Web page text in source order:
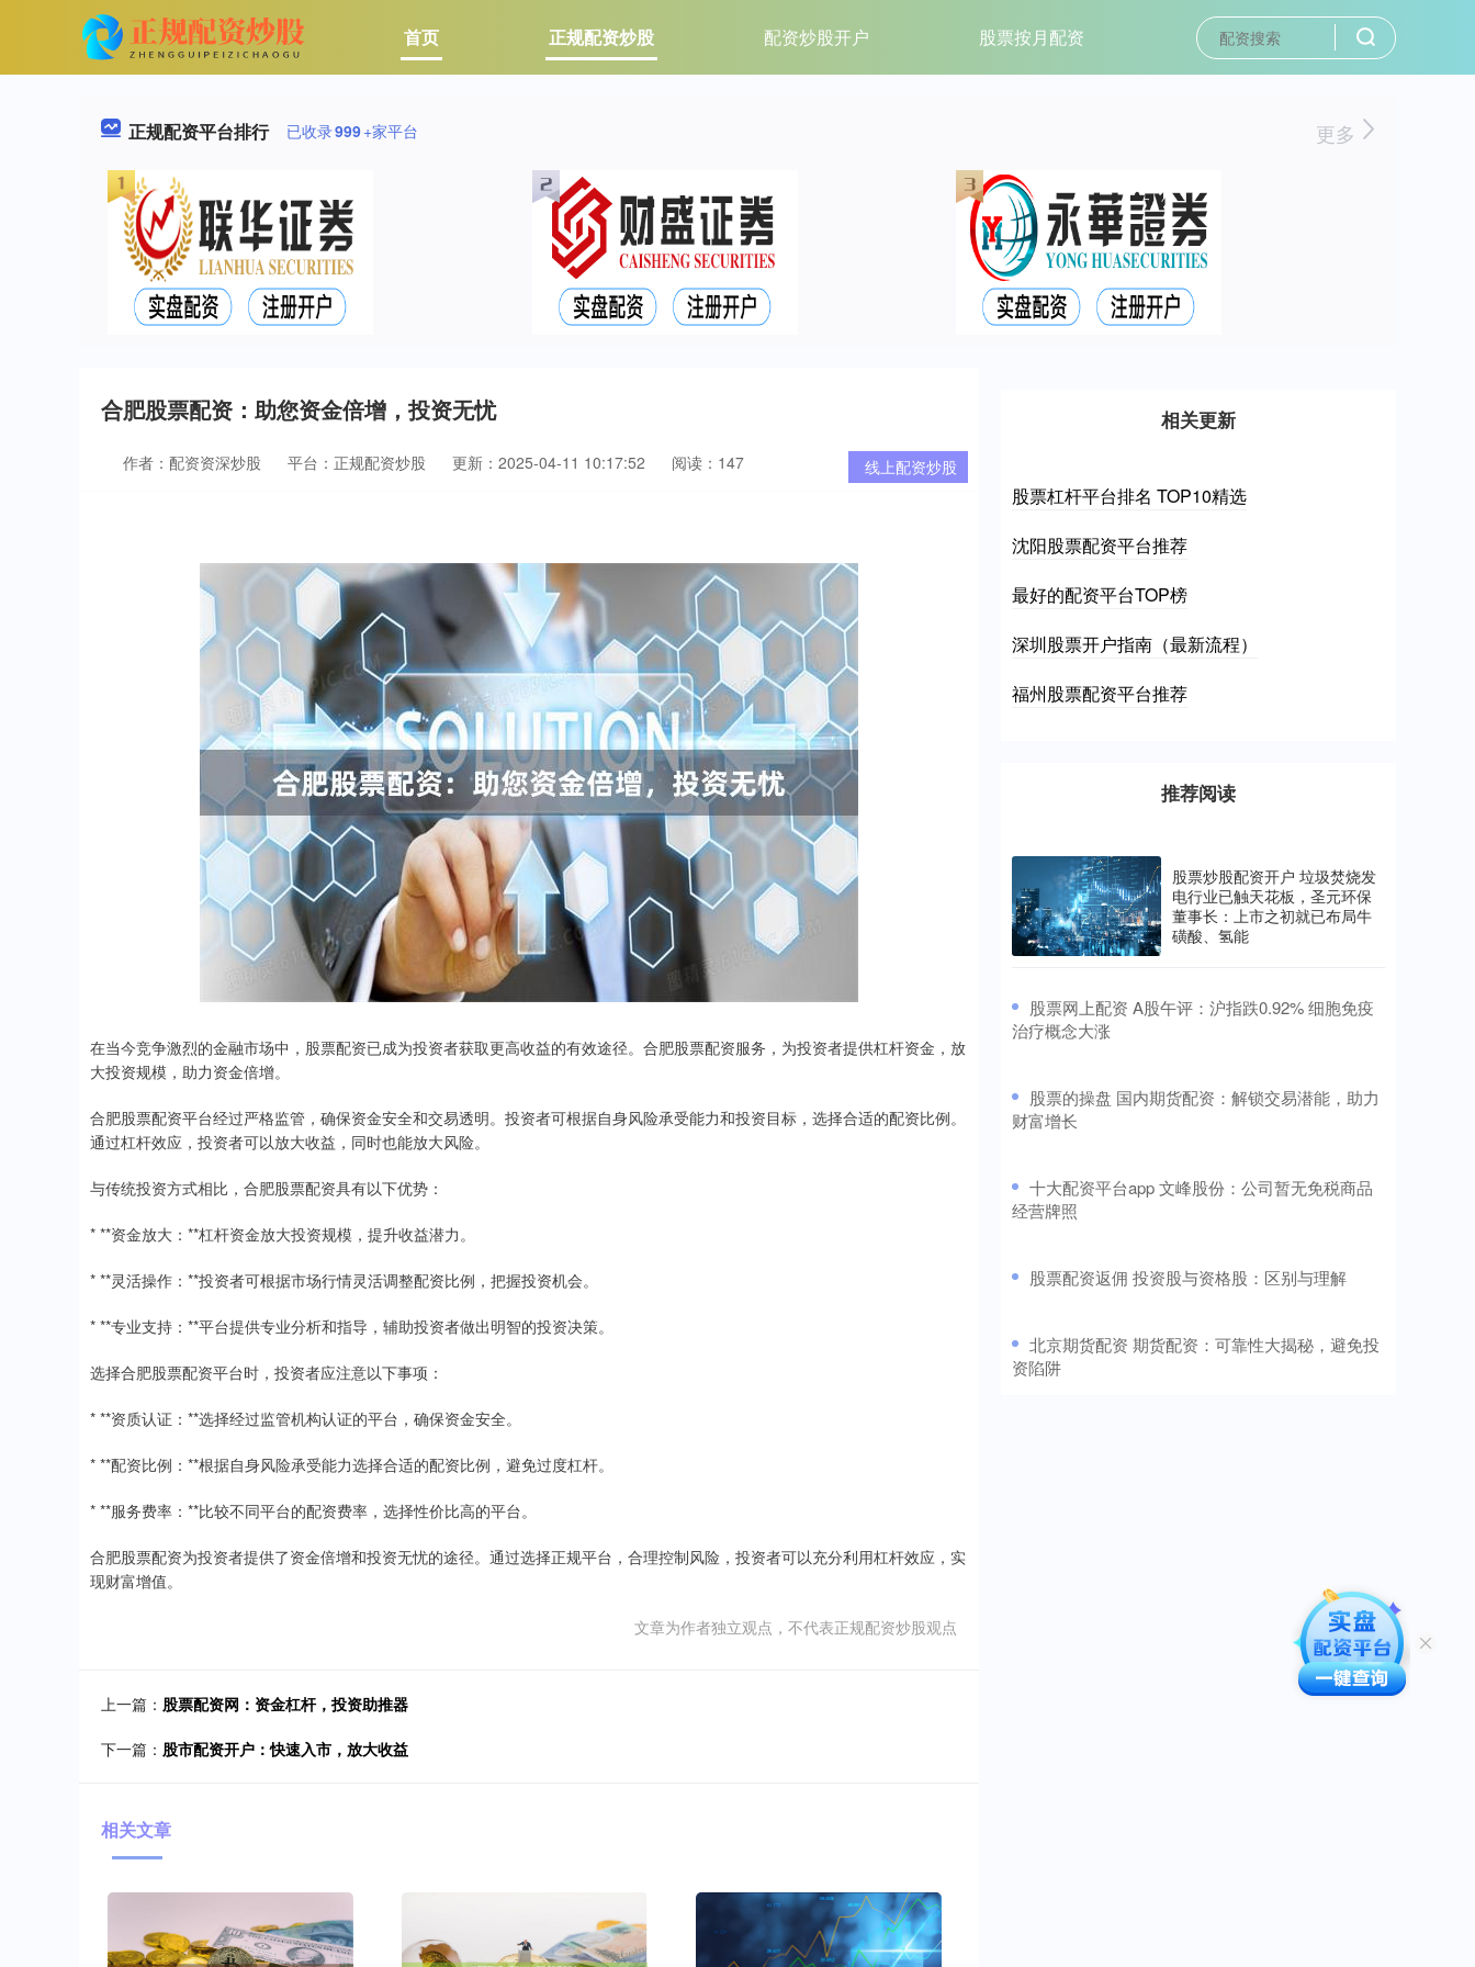
首页 正规配资炒股 配资炒股开户 股票按月配资
正规配资平台排行 已收录999+家平台 更多
合肥股票配资：助您资金倍增，投资无忧
线上配资炒股
作者：配资资深炒股 平台：正规配资炒股 更新：2025-04-11 10:17:52 阅读：147
在当今竞争激烈的金融市场中，股票配资已成为投资者获取更高收益的有效途径。合肥股票配资服务，为投资者提供杠杆资金，放
大投资规模，助力资金倍增。
合肥股票配资平台经过严格监管，确保资金安全和交易透明。投资者可根据自身风险承受能力和投资目标，选择合适的配资比例。
通过杠杆效应，投资者可以放大收益，同时也能放大风险。
与传统投资方式相比，合肥股票配资具有以下优势：
* **资金放大：**杠杆资金放大投资规模，提升收益潜力。
* **灵活操作：**投资者可根据市场行情灵活调整配资比例，把握投资机会。
* **专业支持：**平台提供专业分析和指导，辅助投资者做出明智的投资决策。
选择合肥股票配资平台时，投资者应注意以下事项：
* **资质认证：**选择经过监管机构认证的平台，确保资金安全。
* **配资比例：**根据自身风险承受能力选择合适的配资比例，避免过度杠杆。
* **服务费率：**比较不同平台的配资费率，选择性价比高的平台。
合肥股票配资为投资者提供了资金倍增和投资无忧的途径。通过选择正规平台，合理控制风险，投资者可以充分利用杠杆效应，实
现财富增值。
文章为作者独立观点，不代表正规配资炒股观点
上一篇： 股票配资网：资金杠杆，投资助推器
下一篇： 股市配资开户：快速入市，放大收益
相关文章
相关更新
股票杠杆平台排名 TOP10精选
沈阳股票配资平台推荐
最好的配资平台TOP榜
深圳股票开户指南（最新流程）
福州股票配资平台推荐
推荐阅读
股票炒股配资开户 垃圾焚烧发
电行业已触天花板，圣元环保
董事长：上市之初就已布局牛
磺酸、氢能
​股票网上配资 A股午评：沪指跌0.92% 细胞免疫
治疗概念大涨
​股票的操盘 国内期货配资：解锁交易潜能，助力
财富增长
​十大配资平台app 文峰股份：公司暂无免税商品
经营牌照
​股票配资返佣 投资股与资格股：区别与理解
​北京期货配资 期货配资：可靠性大揭秘，避免投
资陷阱